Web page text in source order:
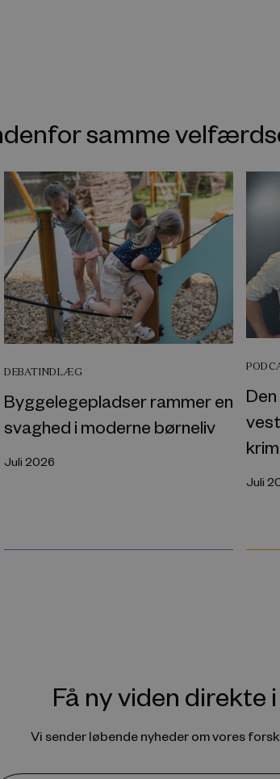
samme
DEBATINDLÆG
Byggelegepladser rammer en
svaghed i moderne børneliv
Juli 2026
Juli
Få ny viden direkte
Vi sender løbende nyheder om vores